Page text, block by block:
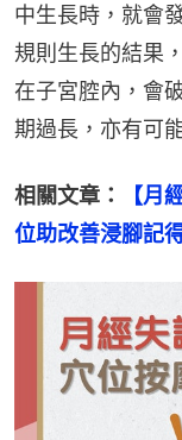
中生長時，就會
規則生長的結果
在子宮腔內，會
期過長，亦有可
相關文章：
【月
位助改善浸腳記